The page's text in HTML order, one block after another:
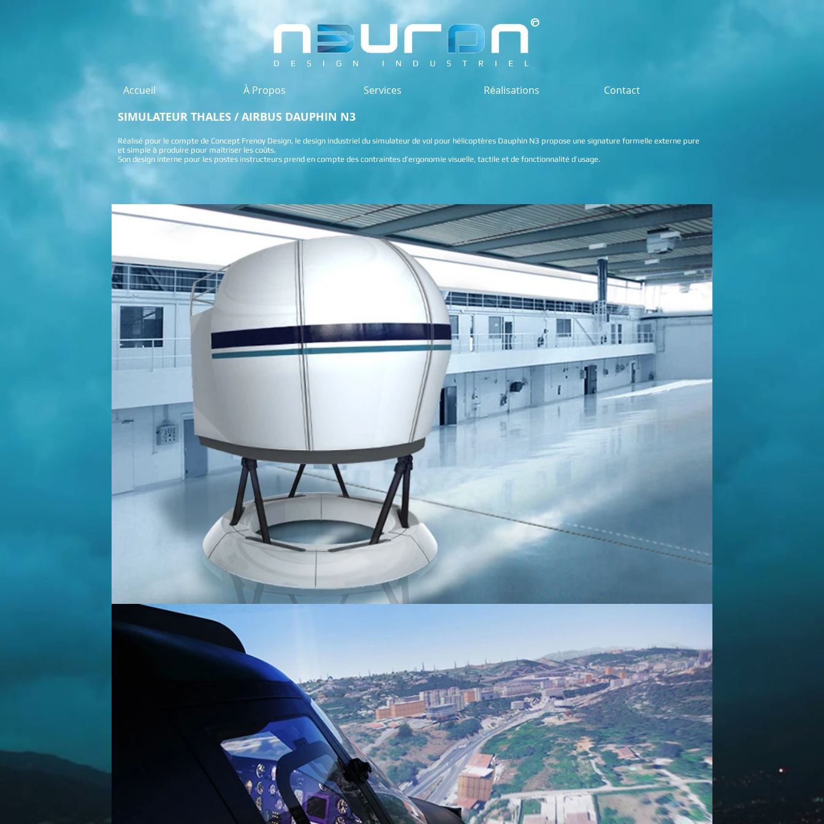
DESIGN INDUSTRIEL
Accueil À Propos Services Réalisations Contact
SIMULATEUR THALES / AIRBUS DAUPHIN N3
Réalisé pour le compte de Concept Frenoy Design, le design industriel du simulateur de vol pour hélicoptères Dauphin N3 propose une signature formelle externe pure
et simple à produire pour maîtriser les coûts.
Son design interne pour les postes instructeurs prend en compte des contraintes d’ergonomie visuelle, tactile et de fonctionnalité d’usage.